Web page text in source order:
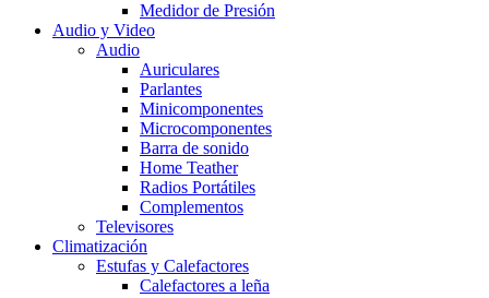
Medidor de Presión
Audio y Video
Audio
Auriculares
Parlantes
Minicomponentes
Microcomponentes
Barra de sonido
Home Teather
Radios Portátiles
Complementos
Televisores
Climatización
Estufas y Calefactores
Calefactores a leña